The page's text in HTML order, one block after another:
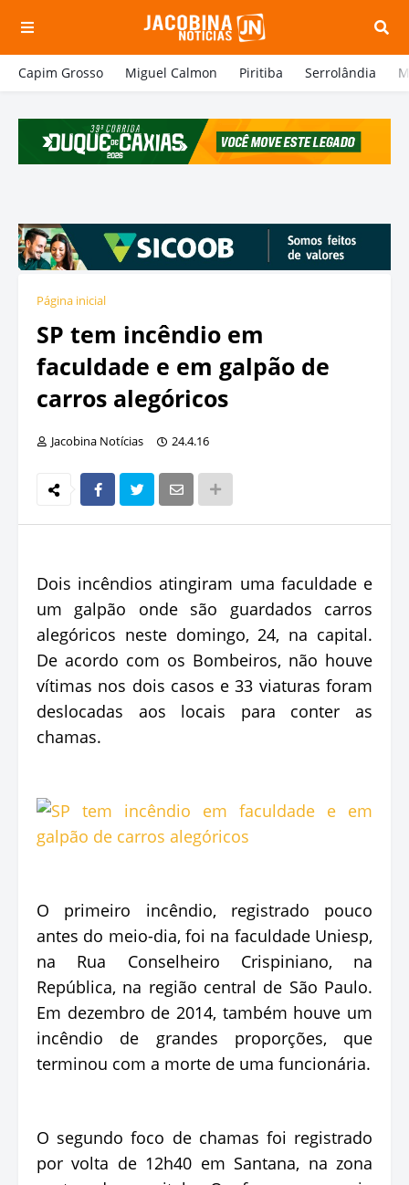
Capim Grosso Miguel Calmon Piritiba Serrolândia
Página inicial
SP tem incêndio em
faculdade e em galpão de
carros alegóricos
Jacobina Notícias 24.4.16
Dois incêndios atingiram uma faculdade e
um galpão onde são guardados carros
alegóricos neste domingo, 24, na capital.
De acordo com os Bombeiros, não houve
vítimas nos dois casos e 33 viaturas foram
deslocadas aos locais para conter as
chamas.
O primeiro incêndio, registrado pouco
antes do meio-dia, foi na faculdade Uniesp,
na Rua Conselheiro Crispiniano, na
República, na região central de São Paulo.
Em dezembro de 2014, também houve um
incêndio de grandes proporções, que
terminou com a morte de uma funcionária.
O segundo foco de chamas foi registrado
por volta de 12h40 em Santana, na zona